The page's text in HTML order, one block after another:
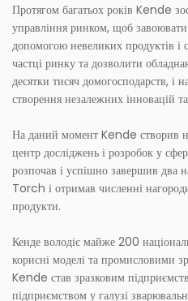
Протягом багатьох років Kende
управління ринком, щоб
допомогою невеликих продуктів і
частці ринку та дозволити
десятки тисяч домогосподарств, і
створення незалежних інновацій
На даний момент Kende створив
центр досліджень і розробок у
розпочав і успішно завершив два
Torch і отримав численні
продукти.
Кенде володіє майже 200
корисні моделі та промисловими
Kende став зразковим
підприємством у галузі